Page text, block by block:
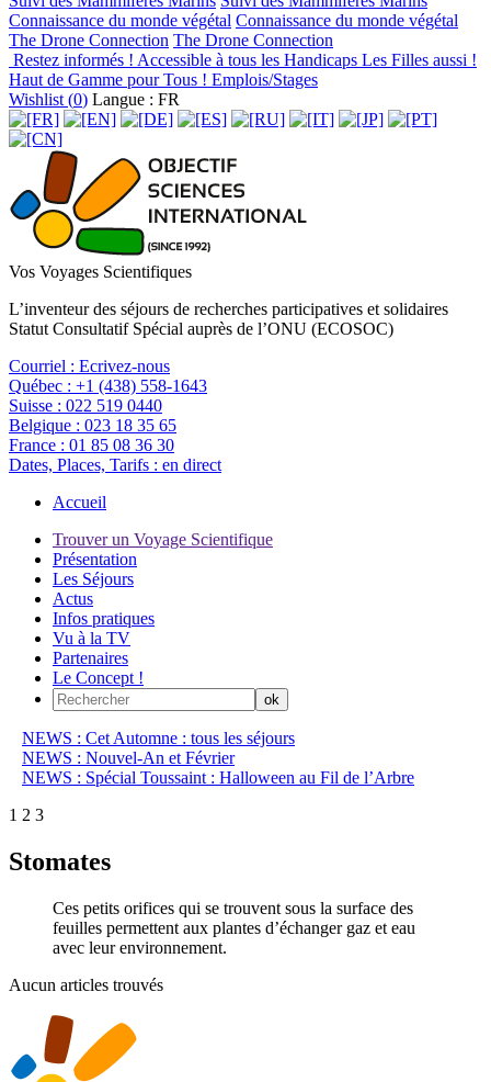
Connaissance du monde végétal Connaissance du monde végétal
The Drone Connection The Drone Connection
Restez informés ! Accessible à tous les Handicaps Les Filles aussi !
Haut de Gamme pour Tous ! Emplois/Stages
Wishlist (0) Langue : FR
Vos Voyages Scientifiques
L’inventeur des séjours de recherches participatives et solidaires
Statut Consultatif Spécial auprès de l’ONU (ECOSOC)
Courriel : Ecrivez-nous
Québec : +1 (438) 558-1643
Suisse : 022 519 0440
Belgique : 023 18 35 65
France : 01 85 08 36 30
Dates, Places, Tarifs : en direct
Accueil
Trouver un Voyage Scientifique
Présentation
Les Séjours
Actus
Infos pratiques
Vu à la TV
Partenaires
Le Concept !
NEWS : Cet Automne : tous les séjours
NEWS : Nouvel-An et Février
NEWS : Spécial Toussaint : Halloween au Fil de l’Arbre
1 2 3
Stomates
Ces petits orifices qui se trouvent sous la surface des
feuilles permettent aux plantes d’échanger gaz et eau
avec leur environnement.
Aucun articles trouvés